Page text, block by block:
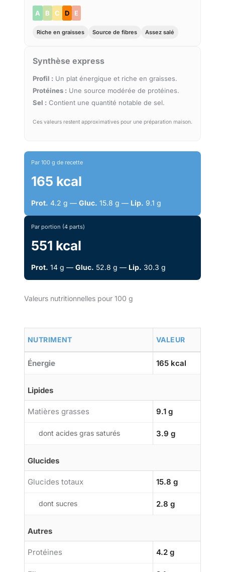
A B C D E
Riche en graisses Source de fibres Assez salé
Synthèse express
Profil : Un plat énergique et riche en graisses.
Protéines : Une source modérée de protéines.
Sel : Contient une quantité notable de sel.
Ces valeurs restent approximatives pour une préparation maison.
Par 100 g de recette
165 kcal
Prot. 4.2 g — Gluc. 15.8 g — Lip. 9.1 g
Par portion (4 parts)
551 kcal
Prot. 14 g — Gluc. 52.8 g — Lip. 30.3 g
Valeurs nutritionnelles pour 100 g
NUTRIMENT VALEUR
Énergie 165 kcal
Lipides
Matières grasses 9.1 g
dont acides gras saturés 3.9 g
Glucides
Glucides totaux 15.8 g
dont sucres 2.8 g
Autres
Protéines 4.2 g